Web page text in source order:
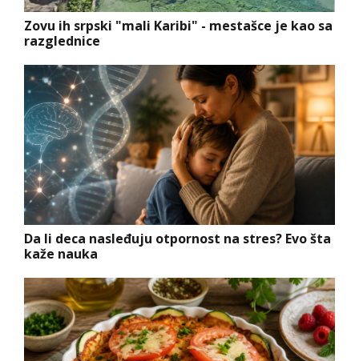
Zovu ih srpski "mali Karibi" - mestašce je kao sa
razglednice
Da li deca nasleđuju otpornost na stres? Evo šta
kaže nauka